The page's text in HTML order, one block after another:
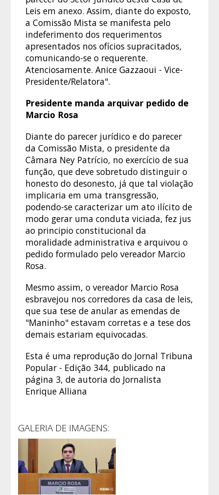
Leis em anexo. Assim, diante do exposto,
a Comissão Mista se manifesta pelo
indeferimento dos requerimentos
apresentados nos ofícios supracitados,
comunicando-se o requerente.
Atenciosamente. Anice Gazzaoui - Vice-
Presidente/Relatora".
Presidente manda arquivar pedido de
Marcio Rosa
Diante do parecer jurídico e do parecer
da Comissão Mista, o presidente da
Câmara Ney Patrício, no exercício de sua
função, que deve sobretudo distinguir o
honesto do desonesto, já que tal violação
implicaria em uma transgressão,
podendo-se caracterizar um ato ilícito de
modo gerar uma conduta viciada, fez jus
ao principio constitucional da
moralidade administrativa e arquivou o
pedido formulado pelo vereador Marcio
Rosa.
Mesmo assim, o vereador Marcio Rosa
esbravejou nos corredores da casa de leis,
que sua tese de anular as emendas de
"Maninho" estavam corretas e a tese dos
demais estariam equivocadas.
Esta é uma reprodução do Jornal Tribuna
Popular - Edição 344, publicado na
página 3, de autoria do Jornalista
Enrique Alliana
GALERIA DE IMAGENS: